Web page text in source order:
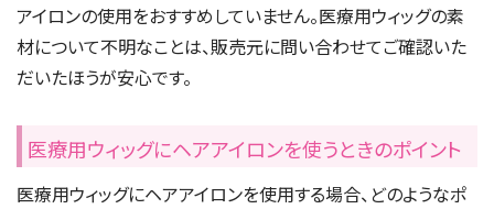
アイロンの使用をおすすめしていません。医療用ウィッグの素
材について不明なことは、販売元に問い合わせてご確認いた
だいたほうが安心です。
医療用ウィッグにヘアアイロンを使うときのポイント
医療用ウィッグにヘアアイロンを使用する場合、どのようなポ